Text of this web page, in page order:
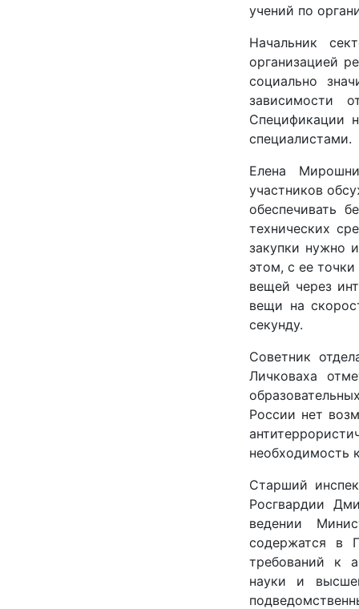
учений по
Начальник
организацией
социально
зависимости
Спецификации
специалистами.
Елена
участников
обеспечивать
технических
закупки нужно
этом, с ее
вещей через
вещи на
секунду.
Советник
Личковаха
России нет
необходимость
Старший
Росгвардии
ведении
содержатся в
требований к
науки и